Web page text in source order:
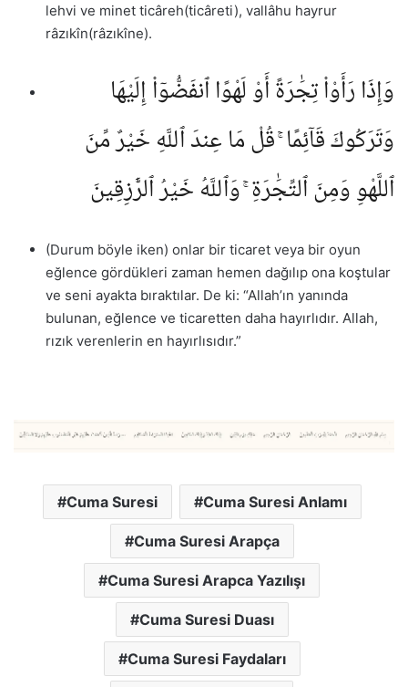
lehvi ve minet ticâreh(ticâreti), vallâhu hayrur
râzıkîn(râzıkîne).
وَإِذَا رَأَوْا۟ تِجَٰرَةً أَوْ لَهْوًا ٱنفَضُّوٓا۟ إِلَيْهَا
وَتَرَكُوكَ قَآئِمًا ۚ قُلْ مَا عِندَ ٱللَّهِ خَيْرٌ مِّنَ
ٱللَّهْوِ وَمِنَ ٱلتِّجَٰرَةِ ۚ وَٱللَّهُ خَيْرُ ٱلرَّٰزِقِينَ
(Durum böyle iken) onlar bir ticaret veya bir oyun
eğlence gördükleri zaman hemen dağılıp ona koştular
ve seni ayakta bıraktılar. De ki: “Allah’ın yanında
bulunan, eğlence ve ticaretten daha hayırlıdır. Allah,
rızık verenlerin en hayırlısıdır.”
Cuma Suresi Cuma Suresi Anlamı
Cuma Suresi Arapça
Cuma Suresi Arapca Yazılışı
Cuma Suresi Duası
Cuma Suresi Faydaları